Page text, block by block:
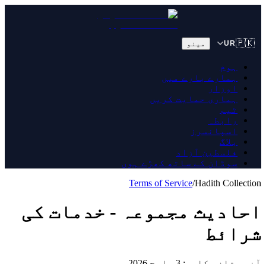
🇵🇰
UR مینو
ہوم
ہمارے بارے میں
اوزار
ہماری حمایت کریں
ٹیم
رابطہ
اسپانسرز
بلاگ
فلسطین آزاد
سوڈان کے ساتھ کھڑے ہوں
Terms of Service/Hadith Collection
احادیث مجموعہ - خدمات کی
شرائط